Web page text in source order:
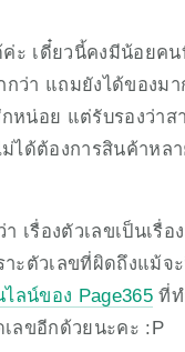
ะ เดี๋ยวนี้คงมีน้อยคน
ว่า แถมยังได้ของมา
หน่อย แต่รับรองว่าส
ได้ต้องการสินค้าหล
รื่องตัวเลขเป็นเรื่อ
ะตัวเลขที่ผิดถึงแม้จ
ลน์ของ Page365 ที่ท
ลขอีกด้วยนะคะ :P